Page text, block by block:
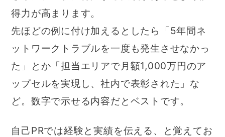
得力が高まります。
先ほどの例に付け加えるとしたら「5年間ネ
ットワークトラブルを一度も発生させなかっ
た」とか「担当エリアで月額1,000万円のア
ップセルを実現し、社内で表彰された」な
ど。数字で示せる内容だとベストです。
自己PRでは経験と実績を伝える、と覚えてお